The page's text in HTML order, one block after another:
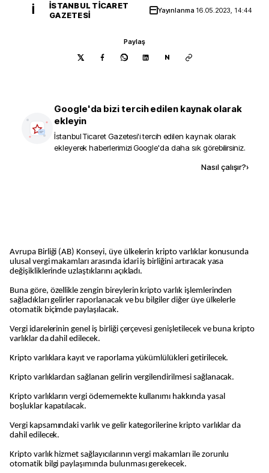
İ
İSTANBUL TICARET
GAZETESI
Yayınlanma 16.05.2023, 14:44
Paylaş
N
Google'da bizi tercih edilen kaynak olarak
ekleyin
İstanbul Ticaret Gazetesi'i tercih edilen kaynak olarak
ekleyerek haberlerimizi Google'da daha sık görebilirsiniz.
Nasıl çalışır?›
Avrupa Birliği (AB) Konseyi, üye ülkelerin kripto varlıklar konusunda
ulusal vergi makamları arasında idari iş birliğini artıracak yasa
değişikliklerinde uzlaştıklarını açıkladı.
Buna göre, özellikle zengin bireylerin kripto varlık işlemlerinden
sağladıkları gelirler raporlanacak ve bu bilgiler diğer üye ülkelerle
otomatik biçimde paylaşılacak.
Vergi idarelerinin genel iş birliği çerçevesi genişletilecek ve buna kripto
varlıklar da dahil edilecek.
Kripto varlıklara kayıt ve raporlama yükümlülükleri getirilecek.
Kripto varlıklardan sağlanan gelirin vergilendirilmesi sağlanacak.
Kripto varlıkların vergi ödememekte kullanımı hakkında yasal
boşluklar kapatılacak.
Vergi kapsamındaki varlık ve gelir kategorilerine kripto varlıklar da
dahil edilecek.
Kripto varlık hizmet sağlayıcılarının vergi makamları ile zorunlu
otomatik bilgi paylaşımında bulunması gerekecek.